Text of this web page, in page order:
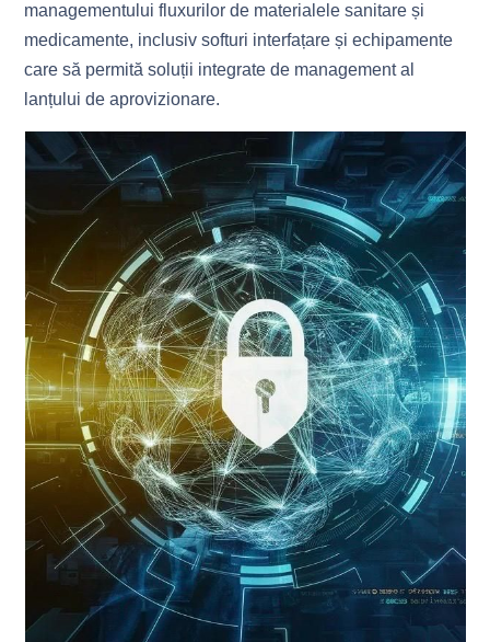
managementului fluxurilor de materialele sanitare și
medicamente, inclusiv softuri interfațare și echipamente
care să permită soluții integrate de management al
lanțului de aprovizionare.